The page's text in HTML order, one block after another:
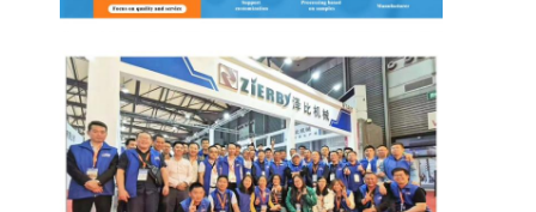
Garis Produksi Pakan
Pengaduk tepung